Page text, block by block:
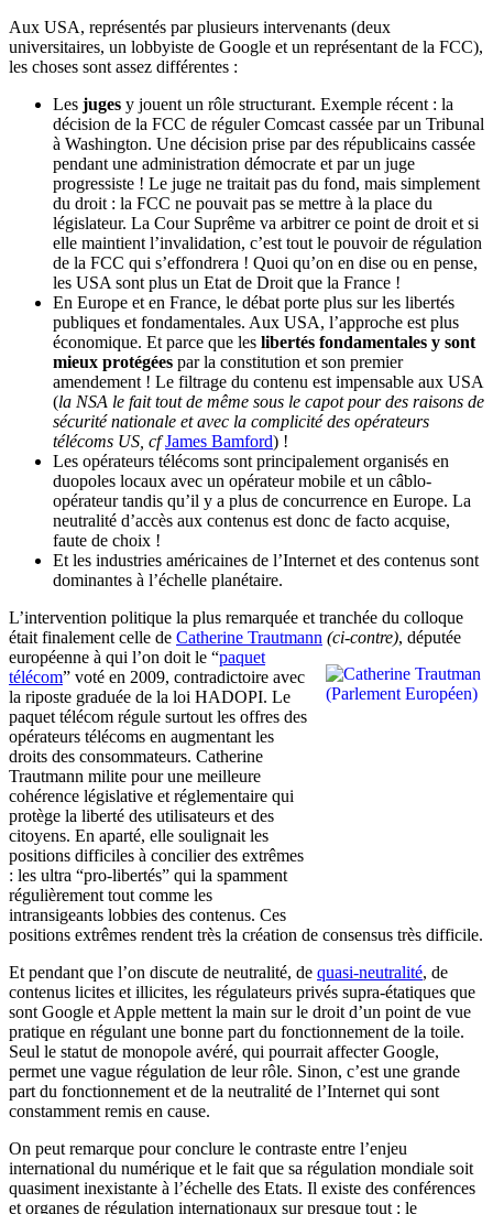
Aux USA, représentés par plusieurs intervenants (deux
universitaires, un lobbyiste de Google et un représentant de la FCC),
les choses sont assez différentes :
Les juges y jouent un rôle structurant. Exemple récent : la
décision de la FCC de réguler Comcast cassée par un Tribunal
à Washington. Une décision prise par des républicains cassée
pendant une administration démocrate et par un juge
progressiste ! Le juge ne traitait pas du fond, mais simplement
du droit : la FCC ne pouvait pas se mettre à la place du
législateur. La Cour Suprême va arbitrer ce point de droit et si
elle maintient l’invalidation, c’est tout le pouvoir de régulation
de la FCC qui s’effondrera ! Quoi qu’on en dise ou en pense,
les USA sont plus un Etat de Droit que la France !
En Europe et en France, le débat porte plus sur les libertés
publiques et fondamentales. Aux USA, l’approche est plus
économique. Et parce que les libertés fondamentales y sont
mieux protégées par la constitution et son premier
amendement ! Le filtrage du contenu est impensable aux USA
(la NSA le fait tout de même sous le capot pour des raisons de
sécurité nationale et avec la complicité des opérateurs
télécoms US, cfJames Bamford) !
Les opérateurs télécoms sont principalement organisés en
duopoles locaux avec un opérateur mobile et un câblo-
opérateur tandis qu’il y a plus de concurrence en Europe. La
neutralité d’accès aux contenus est donc de facto acquise,
faute de choix !
Et les industries américaines de l’Internet et des contenus sont
dominantes à l’échelle planétaire.
L’intervention politique la plus remarquée et tranchée du colloque
était finalement celle de Catherine Trautmann (ci-contre), députée
européenne à qui l’on doit le “paquet
télécom” voté en 2009, contradictoire avec
la riposte graduée de la loi HADOPI. Le
paquet télécom régule surtout les offres des
opérateurs télécoms en augmentant les
droits des consommateurs. Catherine
Trautmann milite pour une meilleure
cohérence législative et réglementaire qui
protège la liberté des utilisateurs et des
citoyens. En aparté, elle soulignait les
positions difficiles à concilier des extrêmes
: les ultra “pro-libertés” qui la spamment
régulièrement tout comme les
intransigeants lobbies des contenus. Ces
positions extrêmes rendent très la création de consensus très difficile.
Et pendant que l’on discute de neutralité, de quasi-neutralité, de
contenus licites et illicites, les régulateurs privés supra-étatiques que
sont Google et Apple mettent la main sur le droit d’un point de vue
pratique en régulant une bonne part du fonctionnement de la toile.
Seul le statut de monopole avéré, qui pourrait affecter Google,
permet une vague régulation de leur rôle. Sinon, c’est une grande
part du fonctionnement et de la neutralité de l’Internet qui sont
constamment remis en cause.
On peut remarque pour conclure le contraste entre l’enjeu
international du numérique et le fait que sa régulation mondiale soit
quasiment inexistante à l’échelle des Etats. Il existe des conférences
et organes de régulation internationaux sur presque tout : le